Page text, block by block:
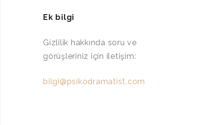
Ek bilgi
Gizlilik hakkında soru ve
görüşleriniz için iletişim:
bilgi@psikodramatist.com